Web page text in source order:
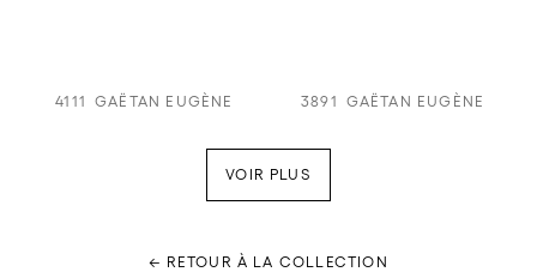
4111 GAËTAN EUGÈNE 3891 GAËTAN EUGÈNE
VOIR PLUS
← RETOUR À LA COLLECTION